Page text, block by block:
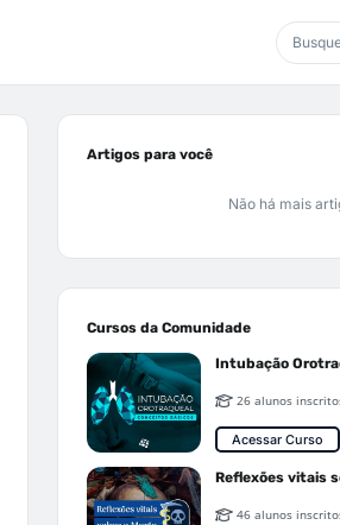
Artigos para você
Não há mais
Cursos da Comunidade
26 alunos
Acessar Curso
Reflexões vitais
46 alunos